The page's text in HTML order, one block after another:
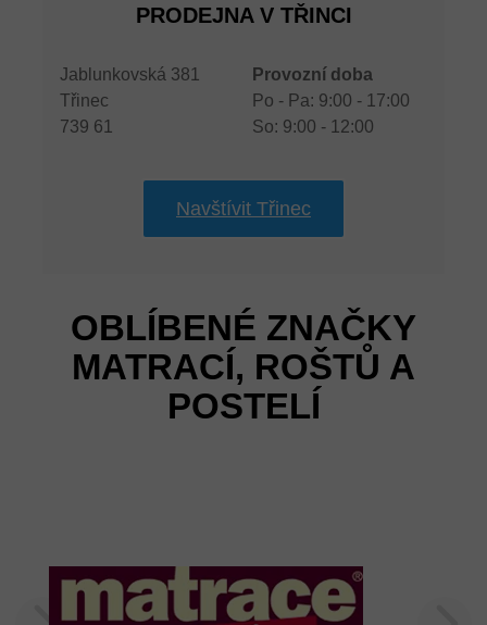
PRODEJNA V TŘINCI
Jablunkovská 381
Třinec
739 61
Provozní doba
Po - Pa: 9:00 - 17:00
So: 9:00 - 12:00
Navštívit Třinec
OBLÍBENÉ ZNAČKY
MATRACÍ, ROŠTŮ A
POSTELÍ